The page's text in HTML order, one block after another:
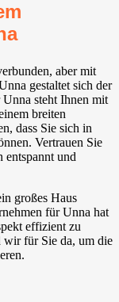
aber mit
gestaltet sich der
steht Ihnen mit
breiten
dass Sie sich in
Vertrauen Sie
entspannt und
großes Haus
für Unna hat
effizient zu
wir für Sie da, um die